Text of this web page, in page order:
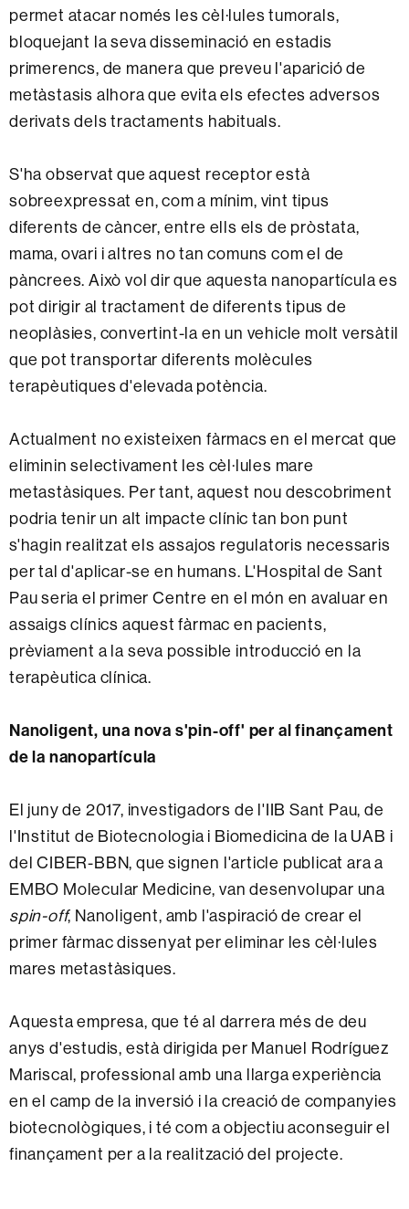
permet atacar només les cèl·lules tumorals,
bloquejant la seva disseminació en estadis
primerencs, de manera que preveu l'aparició de
metàstasis alhora que evita els efectes adversos
derivats dels tractaments habituals.
S'ha observat que aquest receptor està
sobreexpressat en, com a mínim, vint tipus
diferents de càncer, entre ells els de pròstata,
mama, ovari i altres no tan comuns com el de
pàncrees. Això vol dir que aquesta nanopartícula es
pot dirigir al tractament de diferents tipus de
neoplàsies, convertint-la en un vehicle molt versàtil
que pot transportar diferents molècules
terapèutiques d'elevada potència.
Actualment no existeixen fàrmacs en el mercat que
eliminin selectivament les cèl·lules mare
metastàsiques. Per tant, aquest nou descobriment
podria tenir un alt impacte clínic tan bon punt
s'hagin realitzat els assajos regulatoris necessaris
per tal d'aplicar-se en humans. L'Hospital de Sant
Pau seria el primer Centre en el món en avaluar en
assaigs clínics aquest fàrmac en pacients,
prèviament a la seva possible introducció en la
terapèutica clínica.
Nanoligent, una nova s'pin-off' per al finançament
de la nanopartícula
El juny de 2017, investigadors de l'IIB Sant Pau, de
l'Institut de Biotecnologia i Biomedicina de la UAB i
del CIBER-BBN, que signen l'article publicat ara a
EMBO Molecular Medicine, van desenvolupar una
spin-off, Nanoligent, amb l'aspiració de crear el
primer fàrmac dissenyat per eliminar les cèl·lules
mares metastàsiques.
Aquesta empresa, que té al darrera més de deu
anys d'estudis, està dirigida per Manuel Rodríguez
Mariscal, professional amb una llarga experiència
en el camp de la inversió i la creació de companyies
biotecnològiques, i té com a objectiu aconseguir el
finançament per a la realització del projecte.